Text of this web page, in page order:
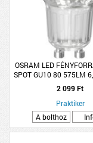
OSRAM LED
SPOT GU10 80 575LM
120° ÜVEG
2 099 Ft
Praktiker
A bolthoz